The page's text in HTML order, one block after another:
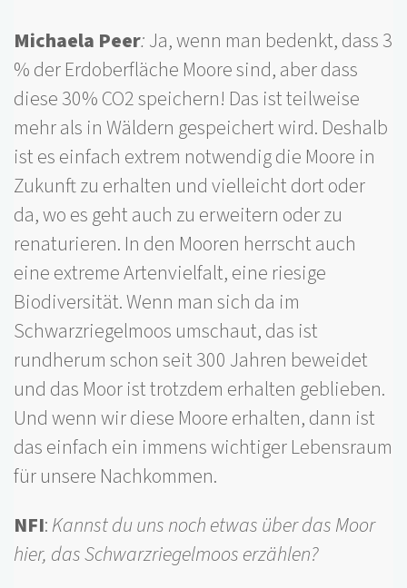
Michaela Peer:Ja, wenn man bedenkt, dass 3
% der Erdoberfläche Moore sind, aber dass
diese 30% CO2 speichern! Das ist teilweise
mehr als in Wäldern gespeichert wird. Deshalb
ist es einfach extrem notwendig die Moore in
Zukunft zu erhalten und vielleicht dort oder
da, wo es geht auch zu erweitern oder zu
renaturieren. In den Mooren herrscht auch
eine extreme Artenvielfalt, eine riesige
Biodiversität. Wenn man sich da im
Schwarzriegelmoos umschaut, das ist
rundherum schon seit 300 Jahren beweidet
und das Moor ist trotzdem erhalten geblieben.
Und wenn wir diese Moore erhalten, dann ist
das einfach ein immens wichtiger Lebensraum
für unsere Nachkommen.
NFI:Kannst du uns noch etwas über das Moor
hier, das Schwarzriegelmoos erzählen?